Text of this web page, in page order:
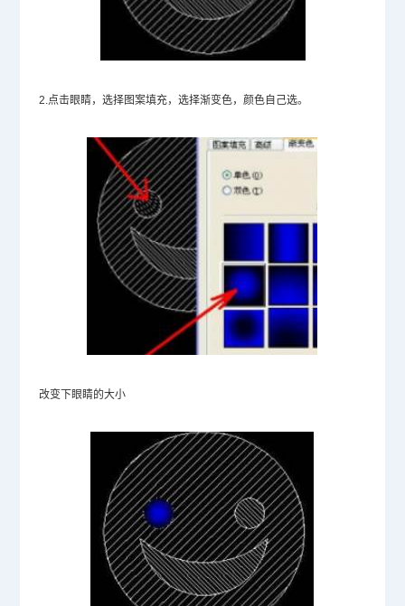
2.点击眼睛，选择图案填充，选择渐变色，颜色自己选。
改变下眼睛的大小